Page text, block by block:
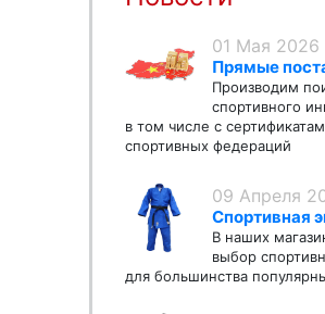
01 Мая 2026
Прямые
Производим
спортивного
в том числе с
спортивных федераций
09 Апреля
Спортивная
В наших
выбор
для большинства